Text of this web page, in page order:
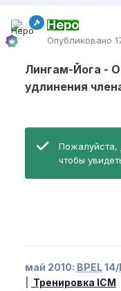
Неро
Опубликовано
Лингам-Йога -
удлинения
Пожалуйста,
чтобы
май 2010: BPEL14/
Тренировка ICM